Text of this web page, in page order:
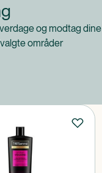
og modtag dine
områder